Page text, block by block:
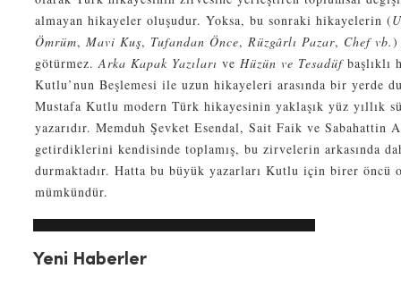
almayan hikayeler oluşudur. Yoksa, bu sonraki hikayelerin (
Ömrüm, Mavi Kuş, Tufandan Önce, Rüzgârlı Pazar, Chef vb.)
götürmez.Arka Kapak Yazıları ve Hüzün ve Tesadüfbaşlıklı
Kutlu’nun Beşlemesi ile uzun hikayeleri arasında bir yerde
Mustafa Kutlu modern Türk hikayesinin yaklaşık yüz yıllık
yazarıdır. Memduh Şevket Esendal, Sait Faik ve Sabahattin
getirdiklerini kendisinde toplamış, bu zirvelerin arkasında
durmaktadır. Hatta bu büyük yazarları Kutlu için birer öncü
mümkündür.
Yeni Haberler